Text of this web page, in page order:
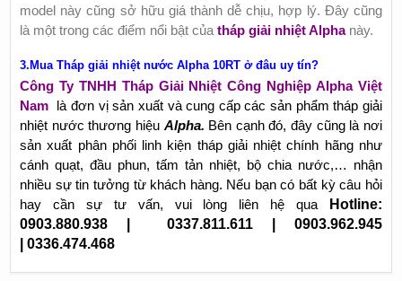
model này cũng sở hữu giá thành dễ chịu, hợp lý. Đây cũng
là một trong các điểm nổi bật củatháp giải nhiệt Alpha này.
3.Mua Tháp giải nhiệt nước Alpha 10RT ở đâu uy tín?
Công Ty TNHH Tháp Giải Nhiệt Công Nghiệp Alpha Việt
Nam là đơn vị sản xuất và cung cấp các sản phẩm tháp giải
nhiệt nước thương hiệu Alpha. Bên cạnh đó, đây cũng là nơi
sản xuất phân phối linh kiện tháp giải nhiệt chính hãng như
cánh quạt, đầu phun, tấm tản nhiệt, bộ chia nước,… nhận
nhiều sự tin tưởng từ khách hàng. Nếu bạn có bất kỳ câu hỏi
hay cần sự tư vấn, vui lòng liên hệ qua
Hotline:
0903.880.938 | 0337.811.611 | 0903.962.945
| 0336.474.468